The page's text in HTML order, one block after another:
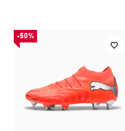
-50%